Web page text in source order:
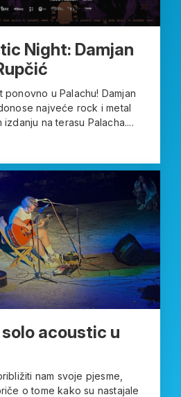
Night: Damjan
ponovno u Palachu! Damjan
najveće rock i metal
na terasu Palacha....
acoustic u
nam svoje pjesme,
o tome kako su nastajale